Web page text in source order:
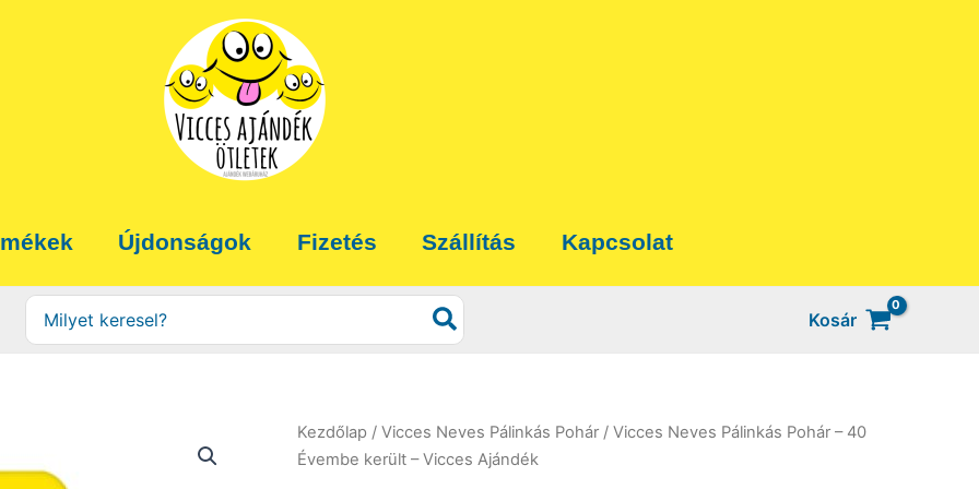
Újdonságok Fizetés Szállítás Kapcsolat
Search
for:
Kosár
Kezdőlap / Vicces Neves Pálinkás Pohár / Vicces Neves Pálinkás Pohár – 40
Évembe került – Vicces Ajándék